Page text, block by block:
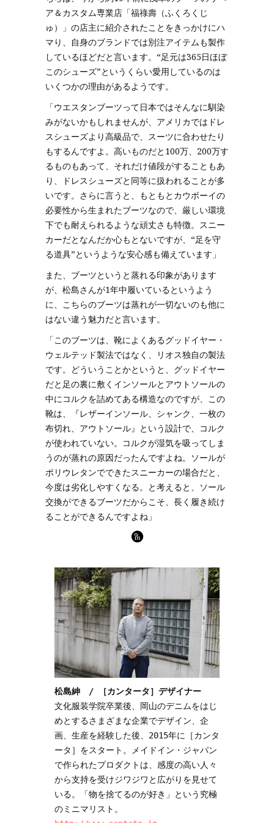
ア＆カスタム専業店「福祿壽（ふくろくじ
ゅ）」の店主に紹介されたことをきっかけにハ
マり、自身のブランドでは別注アイテムも製作
しているほどだと言います。“足元は365日ほぼ
このシューズ”というくらい愛用しているのは
いくつかの理由があるようです。
「ウエスタンブーツって日本ではそんなに馴染
みがないかもしれませんが、アメリカではドレ
スシューズより高級品で、スーツに合わせたり
もするんですよ。高いものだと100万、200万す
るものもあって、それだけ値段がすることもあ
り、ドレスシューズと同等に扱われることが多
いです。さらに言うと、もともとカウボーイの
必要性から生まれたブーツなので、厳しい環境
下でも耐えられるような頑丈さも特徴。スニー
カーだとなんだか心もとないですが、“足を守
る道具”というような安心感も備えています」
また、ブーツというと蒸れる印象があります
が、松島さんが1年中履いているというよう
に、こちらのブーツは蒸れが一切ないのも他に
はない違う魅力だと言います。
「このブーツは、靴によくあるグッドイヤー・
ウェルテッド製法ではなく、リオス独自の製法
です。どういうことかというと、グッドイヤー
だと足の裏に敷くインソールとアウトソールの
中にコルクを詰めてある構造なのですが、この
靴は、『レザーインソール、シャンク、一枚の
布切れ、アウトソール』という設計で、コルク
が使われていない。コルクが湿気を吸ってしま
うのが蒸れの原因だったんですよね。ソールが
ポリウレタンでできたスニーカーの場合だと、
今度は劣化しやすくなる。と考えると、ソール
交換ができるブーツだからこそ、長く履き続け
ることができるんですよね」
松島紳　/ ［カンタータ］デザイナー
文化服装学院卒業後、岡山のデニムをはじ
めとするさまざまな企業でデザイン、企
画、生産を経験した後、2015年に［カンタ
ータ］をスタート。メイドイン・ジャパン
で作られたプロダクトは、感度の高い人々
から支持を受けジワジワと広がりを見せて
いる。「物を捨てるのが好き」という究極